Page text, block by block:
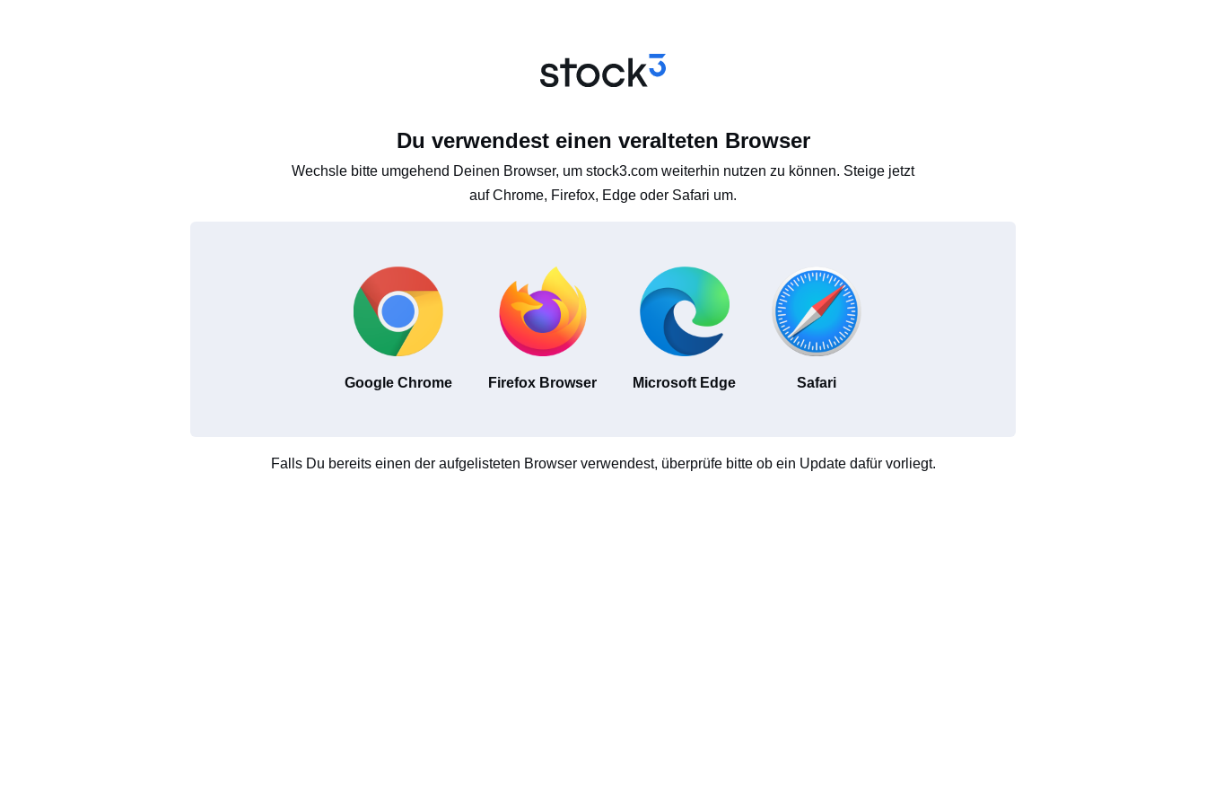
Du verwendest einen veralteten Browser
Wechsle bitte umgehend Deinen Browser, um stock3.com weiterhin nutzen zu können. Steige jetzt
auf Chrome, Firefox, Edge oder Safari um.
Google Chrome Firefox Browser Microsoft Edge Safari
Falls Du bereits einen der aufgelisteten Browser verwendest, überprüfe bitte ob ein Update dafür vorliegt.